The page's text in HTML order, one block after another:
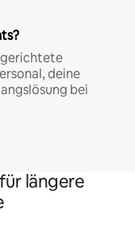
deine
bei
längere